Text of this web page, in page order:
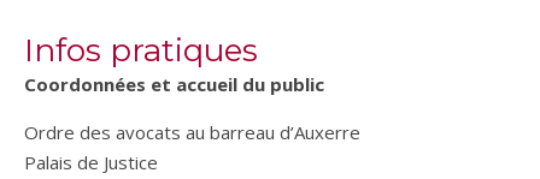
Infos pratiques
Coordonnées et accueil du public
Ordre des avocats au barreau d’Auxerre
Palais de Justice